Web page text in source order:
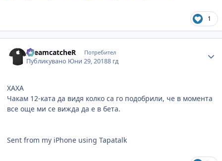
1
DreamcatcheR Потребител
Публикувано Юни 29, 20188 гд
ХАХА
Чакам 12-ката да видя колко са го подобрили, че в момента
все още ми се вижда да е в бета.
Sent from my iPhone using Tapatalk